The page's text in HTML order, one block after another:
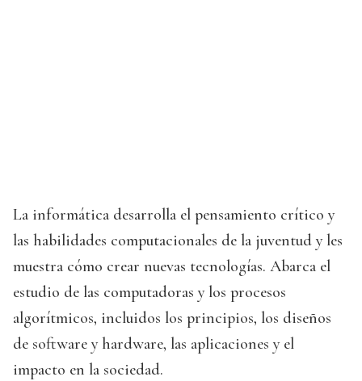
La informática desarrolla el pensamiento crítico y
las habilidades computacionales de la juventud y les
muestra cómo crear nuevas tecnologías. Abarca el
estudio de las computadoras y los procesos
algorítmicos, incluidos los principios, los diseños
de software y hardware, las aplicaciones y el
impacto en la sociedad.